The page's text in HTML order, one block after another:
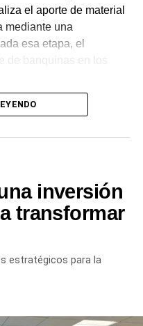
el aporte de material
mediante una
esa etapa, el
de banquinas en los
que,
de bacheo será
de trabajo y dos
las tareas de
del Alto Valle.
inversión
transformar
estratégicos para la